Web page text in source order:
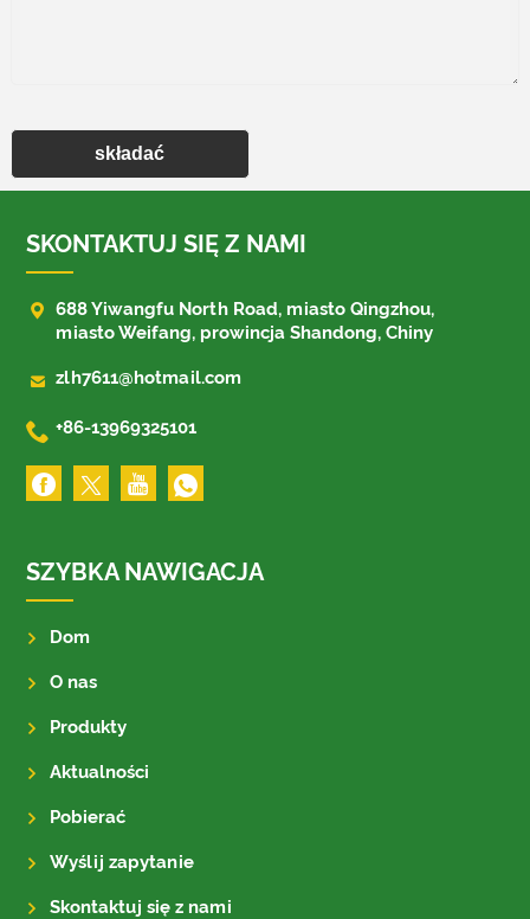
składać
SKONTAKTUJ SIĘ Z NAMI
 688 Yiwangfu North Road, miasto Qingzhou,
miasto Weifang, prowincja Shandong, Chiny
 zlh7611@hotmail.com
 +86-13969325101
SZYBKA NAWIGACJA
Dom
O nas
Produkty
Aktualności
Pobierać
Wyślij zapytanie
Skontaktuj się z nami